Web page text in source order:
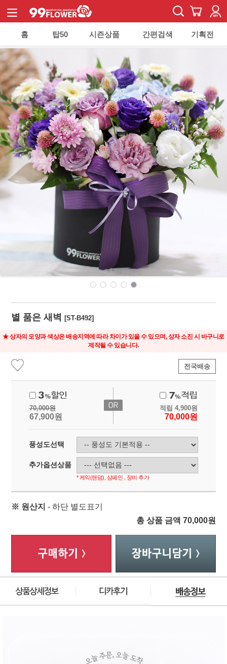
홈 탑50 시즌상품 간편검색 기획전
별 품은 새벽[ST-B492]
★ 상자의 모양과 색상은 배송지역에 따라 차이가 있을 수 있으며, 상자 소진 시 바구니로
제작될 수 있습니다.
전국배송
70,000원
67,900원
적립 4,900원
70,000원
풍성도선택
추가옵션상품
* 케익(랜덤), 샴페인 , 장미 추가
※ 원산지 - 하단 별도표기
총 상품 금액 70,000원